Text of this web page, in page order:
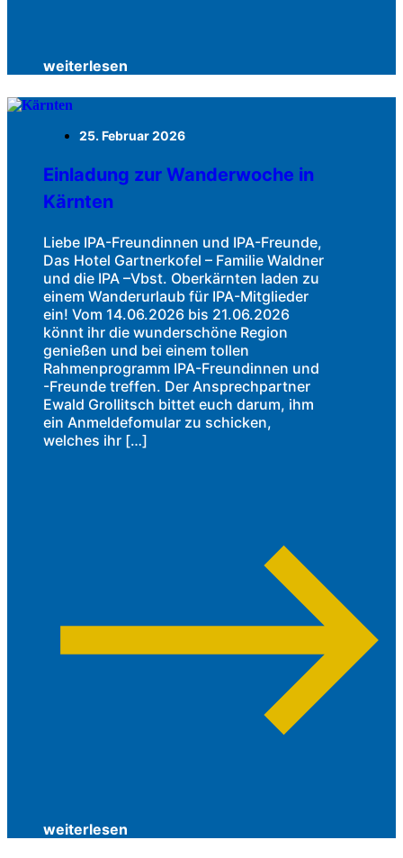
weiterlesen
25. Februar 2026
Einladung zur Wanderwoche in
Kärnten
Liebe IPA-Freundinnen und IPA-Freunde,
Das Hotel Gartnerkofel – Familie Waldner
und die IPA –Vbst. Oberkärnten laden zu
einem Wanderurlaub für IPA-Mitglieder
ein! Vom 14.06.2026 bis 21.06.2026
könnt ihr die wunderschöne Region
genießen und bei einem tollen
Rahmenprogramm IPA-Freundinnen und
-Freunde treffen. Der Ansprechpartner
Ewald Grollitsch bittet euch darum, ihm
ein Anmeldefomular zu schicken,
welches ihr […]
weiterlesen